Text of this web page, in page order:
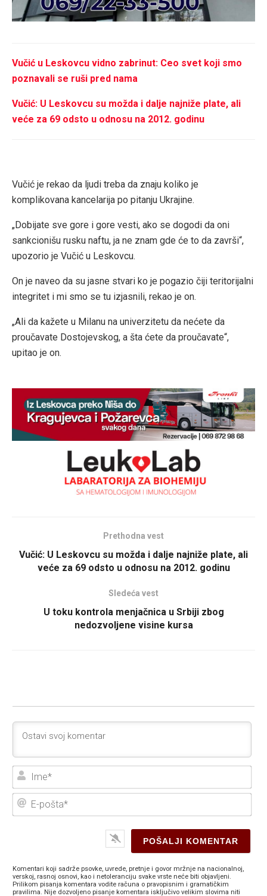
Vučić u Leskovcu vidno zabrinut: Ceo svet koji smo
poznavali se ruši pred nama
Vučić: U Leskovcu su možda i dalje najniže plate, ali
veće za 69 odsto u odnosu na 2012. godinu
Vučić je rekao da ljudi treba da znaju koliko je
komplikovana kancelarija po pitanju Ukrajine.
„Dobijate sve gore i gore vesti, ako se dogodi da oni
sankcionišu rusku naftu, ja ne znam gde će to da završi“,
upozorio je Vučić u Leskovcu.
On je naveo da su jasne stvari ko je pogazio čiji teritorijalni
integritet i mi smo se tu izjasnili, rekao je on.
„Ali da kažete u Milanu na univerzitetu da nećete da
proučavate Dostojevskog, a šta ćete da proučavate“,
upitao je on.
Prethodna vest
Vučić: U Leskovcu su možda i dalje najniže plate, ali
veće za 69 odsto u odnosu na 2012. godinu
Sledeća vest
U toku kontrola menjačnica u Srbiji zbog
nedozvoljene visine kursa
E-
Komentari koji sadrže psovke, uvrede, pretnje i govor mržnje na nacionalnoj,
verskoj, rasnoj osnovi, kao i netoleranciju svake vrste neće biti objavljeni.
Prilikom pisanja komentara vodite računa o pravopisnim i gramatičkim
pravilima. Nije dozvoljeno pisanje komentara isključivo velikim slovima niti